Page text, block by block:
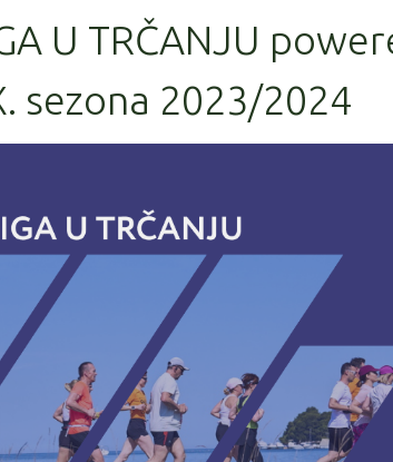
U TRČANJU
sezona 2023/2024